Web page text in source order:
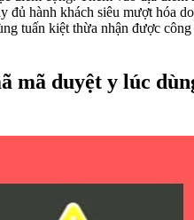
đủ hành khách siêu mượt
tuấn kiệt thừa nhận được
mã duyệt y lúc